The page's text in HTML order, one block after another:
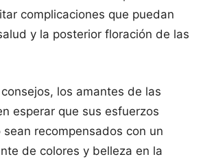
complicaciones que puedan
y la posterior floración de las
los amantes de las
esperar que sus esfuerzos
recompensados con un
de colores y belleza en la